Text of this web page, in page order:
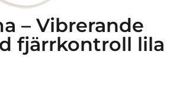
– Vibrerande
fjärrkontroll lila